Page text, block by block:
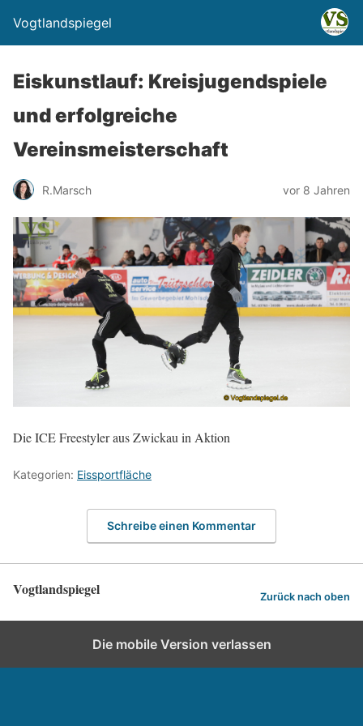
Vogtlandspiegel
Eiskunstlauf: Kreisjugendspiele
und erfolgreiche
Vereinsmeisterschaft
R.Marsch vor 8 Jahren
Die ICE Freestyler aus Zwickau in Aktion
Kategorien: Eissportfläche
Schreibe einen Kommentar
Vogtlandspiegel Zurück nach oben
Die mobile Version verlassen